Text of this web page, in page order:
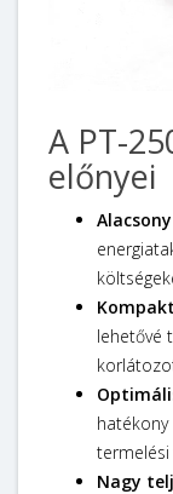
A PT-
előnyei
lehetővé
Nagy